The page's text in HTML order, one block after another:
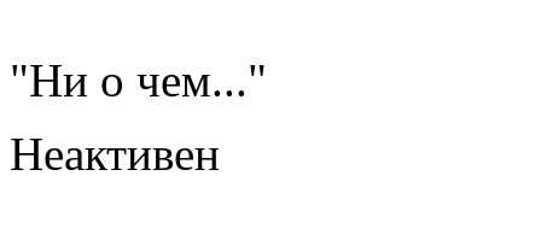
"Ни о чем..."
Неактивен